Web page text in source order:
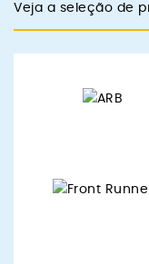
Veja a seleção de